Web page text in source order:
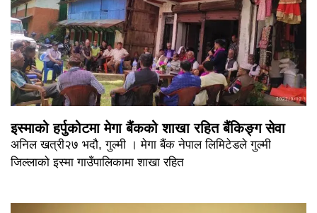
इस्माको हर्पुकोटमा मेगा बैंकको शाखा रहित बैंकिङ्ग सेवा
अनिल खत्री२७ भदौ, गुल्मी । मेगा बैंक नेपाल लिमिटेडले गुल्मी
जिल्लाको इस्मा गाउँपालिकामा शाखा रहित